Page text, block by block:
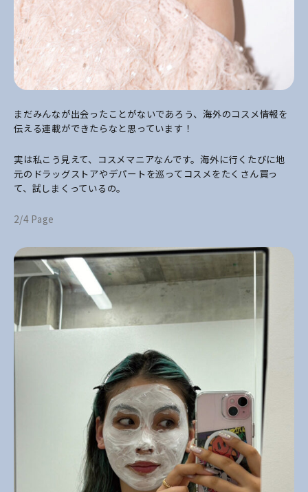
まだみんなが出会ったことがないであろう、海外のコスメ情報を
伝える連載ができたらなと思っています！
実は私こう見えて、コスメマニアなんです。海外に行くたびに地
元のドラッグストアやデパートを巡ってコスメをたくさん買っ
て、試しまくっているの。
2/4 Page